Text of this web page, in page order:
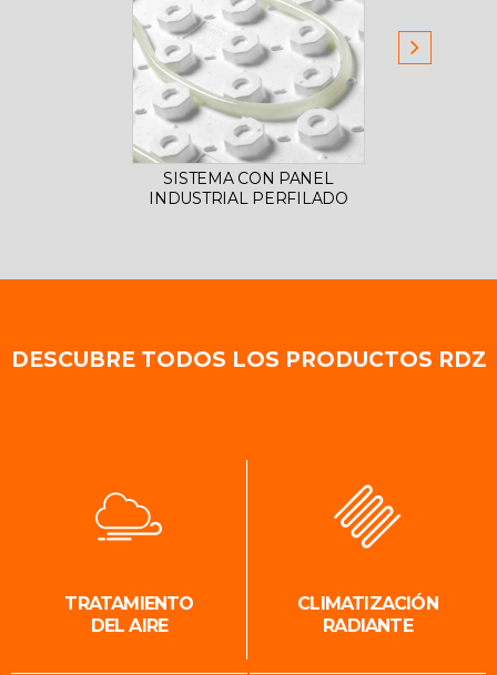
SISTEMA CON PANEL
INDUSTRIAL PERFILADO
DESCUBRE TODOS LOS PRODUCTOS RDZ
TRATAMIENTO
DEL AIRE
CLIMATIZACIÓN
RADIANTE